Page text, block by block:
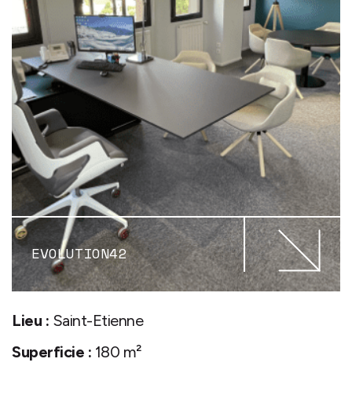
EVOLUTION42
Lieu : Saint-Etienne
Superficie : 180 m²